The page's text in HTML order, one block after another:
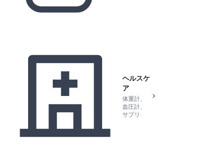
ヘルスケ
ア
体重計、
血圧計、
サプリ